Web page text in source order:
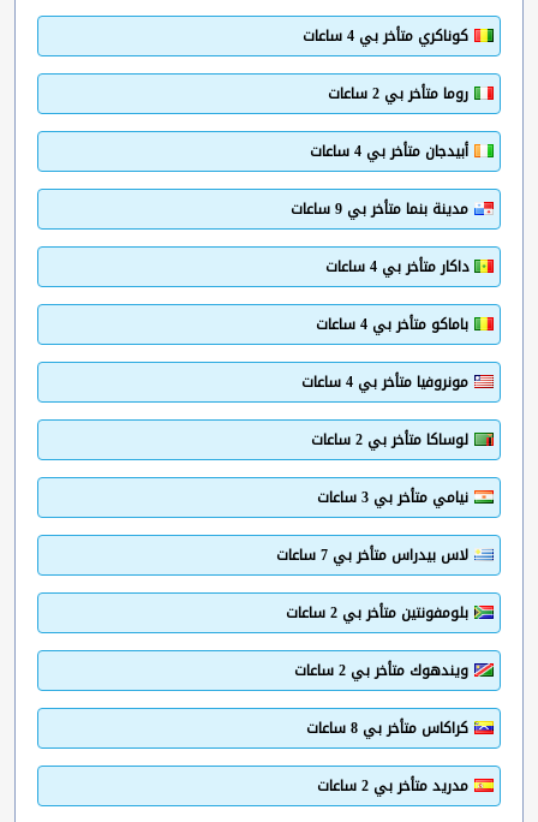
كوناكري متأخر بي 4 ساعات
روما متأخر بي 2 ساعات
أبيدجان متأخر بي 4 ساعات
مدينة بنما متأخر بي 9 ساعات
داكار متأخر بي 4 ساعات
باماكو متأخر بي 4 ساعات
مونروفيا متأخر بي 4 ساعات
لوساكا متأخر بي 2 ساعات
نيامي متأخر بي 3 ساعات
لاس بيدراس متأخر بي 7 ساعات
بلومفونتين متأخر بي 2 ساعات
ويندهوك متأخر بي 2 ساعات
كراكاس متأخر بي 8 ساعات
مدريد متأخر بي 2 ساعات